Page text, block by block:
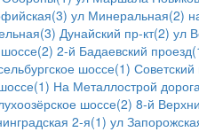
ул Минеральная(2)
Дунайский пр-кт(2) ул
2-й Бадаевский
шоссе(1) Советский
На Металлострой
шоссе(2) 8-й
2-я(1) ул